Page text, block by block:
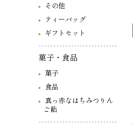
その他
ティーバッグ
ギフトセット
菓子・食品
菓子
食品
真っ赤なはちみつりん
ご飴